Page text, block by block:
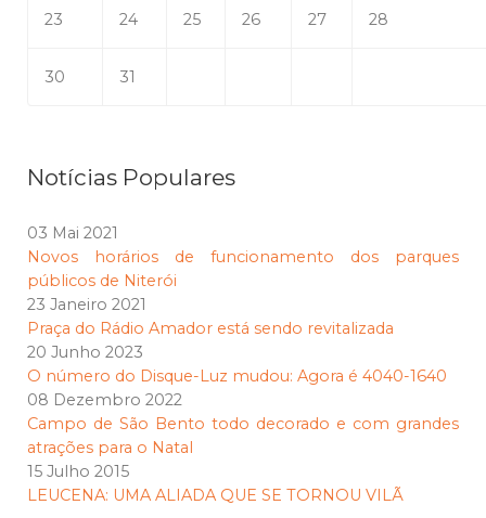
23 24 25 26 27 28
30 31
Notícias Populares
03 Mai 2021
Novos horários de funcionamento dos parques
públicos de Niterói
23 Janeiro 2021
Praça do Rádio Amador está sendo revitalizada
20 Junho 2023
O número do Disque-Luz mudou: Agora é 4040-1640
08 Dezembro 2022
Campo de São Bento todo decorado e com grandes
atrações para o Natal
15 Julho 2015
LEUCENA: UMA ALIADA QUE SE TORNOU VILÃ